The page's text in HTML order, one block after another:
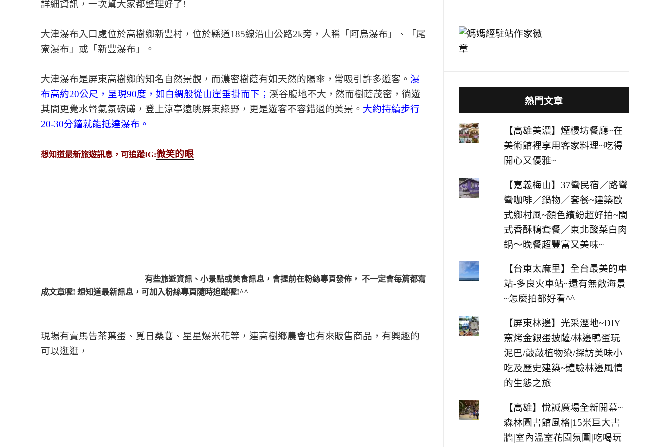
詳細資訊，一次幫大家都整理好了!
大津瀑布入口處位於高樹鄉新豐村，位於縣道185線沿山公路2k旁，人稱「阿烏瀑布」、「尾
寮瀑布」或「新豐瀑布」。
大津瀑布是屏東高樹鄉的知名自然景觀，而濃密樹蔭有如天然的陽傘，常吸引許多遊客。 瀑
布高約20公尺，呈現90度，如白綢般從山崖垂掛而下； 溪谷腹地不大，然而樹蔭茂密，徜遊
其間更覺水聲氣氛磅礡，登上涼亭遠眺屏東綠野，更是遊客不容錯過的美景。 大約持續步行
20-30分鐘就能抵達瀑布。
想知道最新旅遊訊息，可追蹤IG:微笑的眼
有些旅遊資訊、小景點或美食訊息，會提前在粉絲專頁發佈， 不一定會每篇都寫
成文章喔! 想知道最新訊息，可加入粉絲專頁隨時追蹤喔!^^
現場有賣馬告茶葉蛋、覓日桑葚、星星爆米花等，連高樹鄉農會也有來販售商品，有興趣的
可以逛逛，
熱門文章
【高雄美濃】煙樓坊餐廳~在
美術館裡享用客家料理~吃得
開心又優雅~
【嘉義梅山】37彎民宿／路彎
彎咖啡／鍋物／套餐~建築歐
式鄉村風~顏色繽紛超好拍~閩
式香酥鴨套餐／東北酸菜白肉
鍋～晚餐超豐富又美味~
【台東太麻里】全台最美的車
站-多良火車站~還有無敵海景
~怎麼拍都好看^^
【屏東林邊】光采溼地~DIY
窯烤金銀蛋披薩/林邊鴨蛋玩
泥巴/敲敲植物染/探訪美味小
吃及歷史建築~體驗林邊風情
的生態之旅
【高雄】悅誠廣場全新開幕~
森林圖書館風格|15米巨大書
牆|室內溫室花園氛圍|吃喝玩